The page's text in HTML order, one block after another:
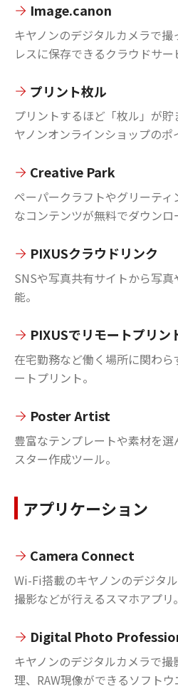
Image.canon
キヤノンのデジタルカメラで
レスに保存できるクラウドサー
プリント枚ル
プリントするほど「枚ル」が
ヤノンオンラインショップのポ
Creative Park
ペーパークラフトやグリーテ
なコンテンツが無料でダウンロ
PIXUSクラウドリンク
SNSや写真共有サイトから写
能。
PIXUSでリモートプリン
在宅勤務など働く場所に関わら
ートプリント。
Poster Artist
豊富なテンプレートや素材を
スター作成ツール。
アプリケーション
Camera Connect
Wi-Fi搭載のキヤノンのデジタ
撮影などが行えるスマホアプリ。
Digital Photo
キヤノンのデジタルカメラで
理、RAW現像ができるソフトウ